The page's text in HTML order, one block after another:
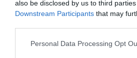
also be disclosed by us to third
Downstream Participants that may
Personal Data Processing Opt
σχεδιασμό πολιτικής
ανάπτυξης για το σύνολο
μόνο για το Κέντρο. Είναι
όλους τους δημότες,στις